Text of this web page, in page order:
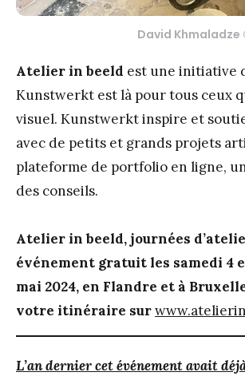
David Khmaladze
Atelier in beeld est une initiative
Kunstwerkt est là pour tous ceux
visuel. Kunstwerkt inspire et
avec de petits et grands projets
plateforme de portfolio en ligne,
des conseils.
Atelier in beeld, journées
événement gratuit les samedi 4
mai 2024, en Flandre et à
votre itinéraire sur
L’an dernier cet événement avait